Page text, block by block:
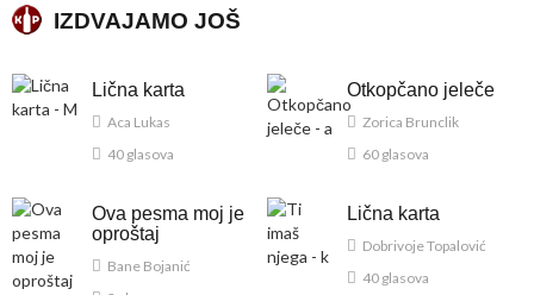
IZDVAJAMO JOŠ
Lična karta
Aca Lukas
40 glasova
Otkopčano jeleče
Zorica Brunclik
60 glasova
Ova pesma moj je
oproštaj
Bane Bojanić
Lična karta
Dobrivoje Topalović
40 glasova